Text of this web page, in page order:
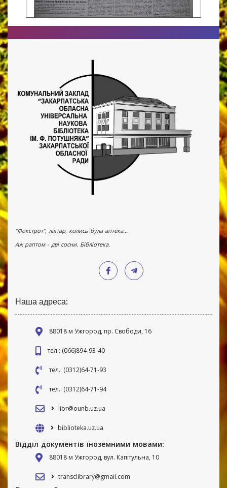
"Фокстрот", ліхтар, колись була аптека...
Аж раптом - дві сосни. Бібліотека.
Наша адреса:
88018 м Ужгород, пр. Свободи, 16
тел.: (066)894-93-40
тел.: (0312)64-71-93
тел.: (0312)64-71-94
libr@ounb.uz.ua
biblioteka.uz.ua
Відділ документів іноземними мовами:
88018 м Ужгород, вул. Капітульна, 10
transclibrary@gmail.com